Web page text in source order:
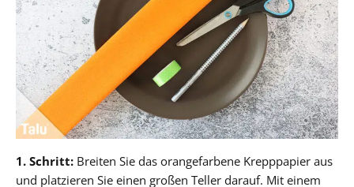
1. Schritt: Breiten Sie das orangefarbene Krepppapier aus
und platzieren Sie einen großen Teller darauf. Mit einem